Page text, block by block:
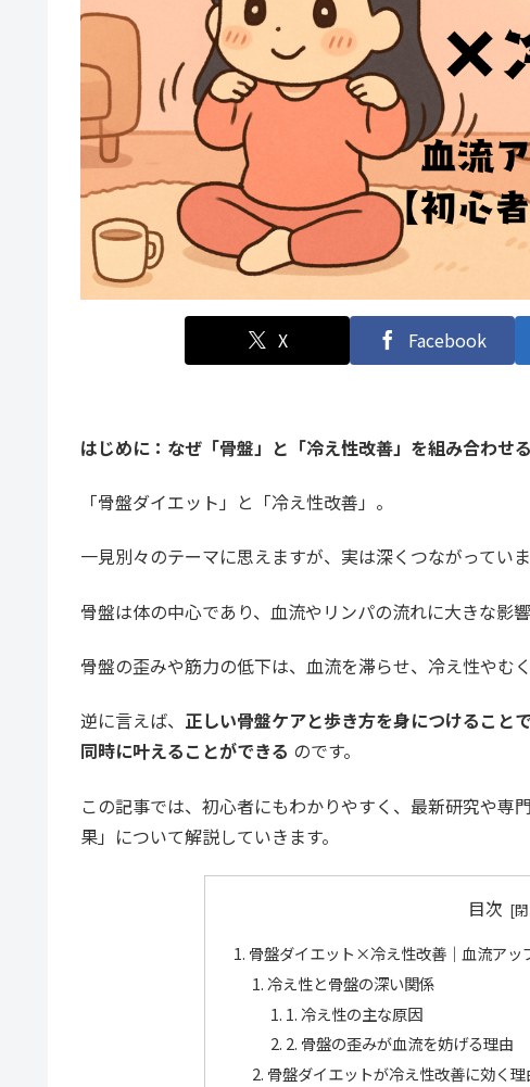
X Facebook
はじめに：なぜ「骨盤」と「冷え性改善」を組み合わせ
「骨盤ダイエット」と「冷え性改善」。
一見別々のテーマに思えますが、実は深くつながっていま
骨盤は体の中心であり、血流やリンパの流れに大きな影響
骨盤の歪みや筋力の低下は、血流を滞らせ、冷え性やむ
逆に言えば、 正しい骨盤ケアと歩き方を身につけること
同時に叶えることができる のです。
この記事では、初心者にもわかりやすく、最新研究や
果」について解説していきます。
目次
骨盤ダイエット×冷え性改善｜血流アッ
冷え性と骨盤の深い関係
1. 冷え性の主な原因
2. 骨盤の歪みが血流を妨げる理由
骨盤ダイエットが冷え性改善に効く理